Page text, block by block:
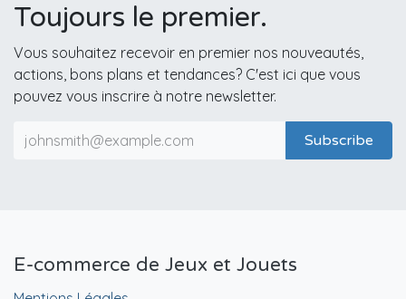
Toujours le premier.
Vous souhaitez recevoir en premier nos nouveautés,
actions, bons plans et tendances? C'est ici que vous
pouvez vous inscrire à notre newsletter.
Subscribe
E-commerce de Jeux et Jouets